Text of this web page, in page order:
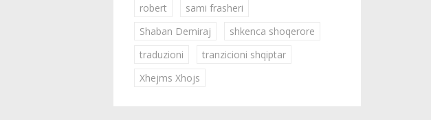
robert
sami frasheri
Shaban Demiraj
shkenca shoqerore
traduzioni
tranzicioni shqiptar
Xhejms Xhojs